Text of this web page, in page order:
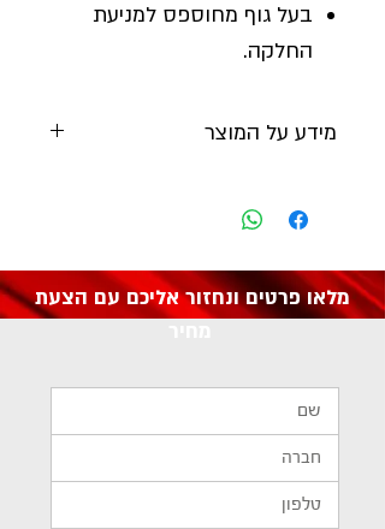
בעל גוף מחוספס למניעת
החלקה.
מידע על המוצר
מלאו פרטים ונחזור אליכם עם הצעת